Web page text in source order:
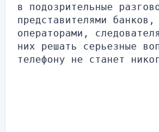
в подозрительные
представителями банков,
операторами,
них решать серьезные
телефону не станет